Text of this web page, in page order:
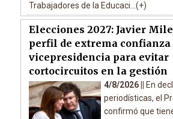
Trabajadores de la Educaci...(+)
Elecciones 2027: Javier
perfil de extrema confianza
vicepresidencia para evitar
cortocircuitos en la gestión
4/8/2026 ||
En
periodísticas, el
confirmó que